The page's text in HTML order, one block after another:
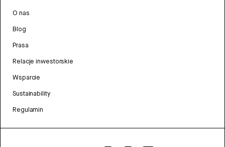
O nas
Blog
Prasa
Relacje inwestorskie
Wsparcie
Sustainability
Regulamin